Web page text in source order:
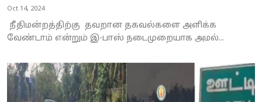
Spirituality
Weather
Politics
Oct 14, 2024
நீதிமன்றத்திற்கு தவறான தகவல்களை அளிக்க
வேண்டாம் என்றும் இ-பாஸ் நடைமுறையாக அமல்...